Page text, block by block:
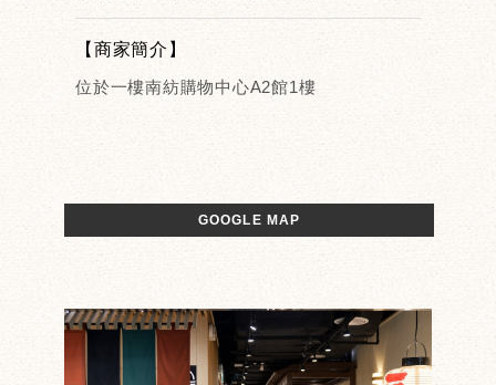
【商家簡介】
位於一樓南紡購物中心A2館1樓
GOOGLE MAP